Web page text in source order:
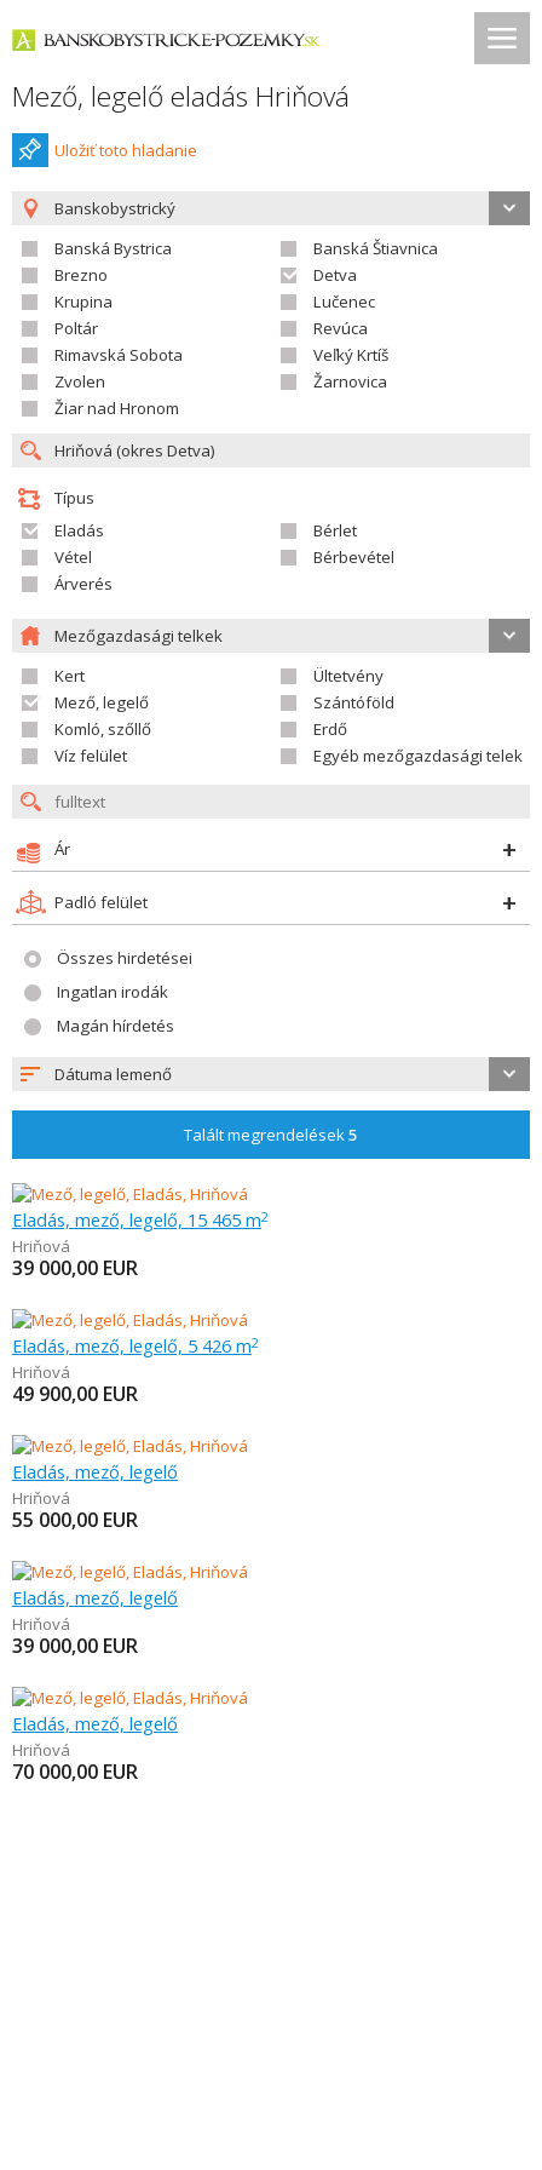
Mező, legelő eladás Hriňová
Uložiť toto hladanie
Banskobystrický
Banská Bystrica
Banská Štiavnica
Brezno
Detva
Krupina
Lučenec
Poltár
Revúca
Rimavská Sobota
Veľký Krtíš
Zvolen
Žarnovica
Žiar nad Hronom
Típus
Eladás
Bérlet
Vétel
Bérbevétel
Árverés
Mezőgazdasági telkek
Kert
Ültetvény
Mező, legelő
Szántóföld
Komló, szőllő
Erdő
Víz felület
Egyéb mezőgazdasági telek
Ár
Padló felület
Összes hirdetései
Ingatlan irodák
Magán hírdetés
Dátuma lemenő
Talált megrendelések5
Eladás, mező, legelő, 15 465 m2
Hriňová
39 000,00 EUR
Eladás, mező, legelő, 5 426 m2
Hriňová
49 900,00 EUR
Eladás, mező, legelő
Hriňová
55 000,00 EUR
Eladás, mező, legelő
Hriňová
39 000,00 EUR
Eladás, mező, legelő
Hriňová
70 000,00 EUR